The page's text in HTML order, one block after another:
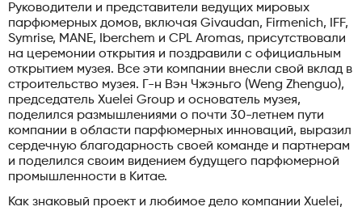
Руководители и представители ведущих мировых
парфюмерных домов, включая Givaudan, Firmenich, IFF,
Symrise, MANE, Iberchem и CPL Aromas, присутствовали
на церемонии открытия и поздравили с официальным
открытием музея. Все эти компании внесли свой вклад в
строительство музея. Г-н Вэн Чжэньго (Weng Zhenguo),
председатель Xuelei Group и основатель музея,
поделился размышлениями о почти 30-летнем пути
компании в области парфюмерных инноваций, выразил
сердечную благодарность своей команде и партнерам
и поделился своим видением будущего парфюмерной
промышленности в Китае.
Как знаковый проект и любимое дело компании Xuelei,